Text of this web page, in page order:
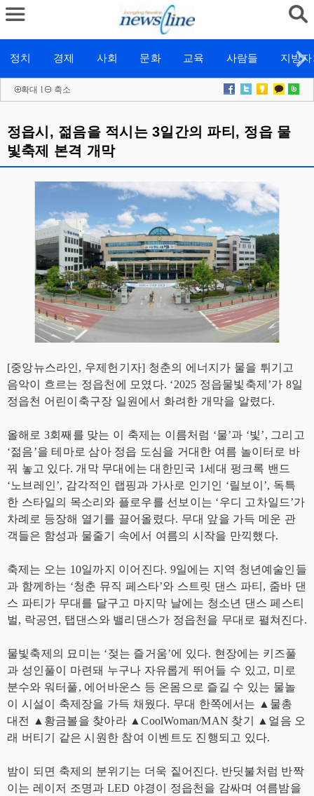
정치 경제 사회 문화 교육 사람들 지방
확대 l 축소
정읍시, 젊음을 적시는 3일간의 파티, 정읍 물
빛축제 본격 개막
[중앙뉴스라인, 우제헌기자] 청춘의 에너지가 물을 튀기고
음악이 흐르는 정읍천에 모였다. ‘2025 정읍물빛축제’가 8일
정읍천 어린이축구장 일원에서 화려한 개막을 알렸다.
올해로 3회째를 맞는 이 축제는 이름처럼 ‘물’과 ‘빛’, 그리고
‘젊음’을 테마로 삼아 정읍 도심을 거대한 여름 놀이터로 바
꿔 놓고 있다. 개막 무대에는 대한민국 1세대 펑크록 밴드
‘노브레인’, 감각적인 랩핑과 가사로 인기인 ‘릴보이’, 독특
한 스타일의 목소리와 플로우를 선보이는 ‘우디 고차일드’가
차례로 등장해 열기를 끌어올렸다. 무대 앞을 가득 메운 관
객들은 함성과 물줄기 속에서 여름의 시작을 만끽했다.
축제는 오는 10일까지 이어진다. 9일에는 지역 청년예술인들
과 함께하는 ‘청춘 뮤직 페스타’와 스트릿 댄스 파티, 줌바 댄
스 파티가 무대를 달구고 마지막 날에는 청소년 댄스 페스티
벌, 락공연, 탭댄스와 밸리댄스가 정읍천을 무대로 펼쳐진다.
물빛축제의 묘미는 ‘젖는 즐거움’에 있다. 현장에는 키즈풀
과 성인풀이 마련돼 누구나 자유롭게 뛰어들 수 있고, 미로
분수와 워터풀, 에어바운스 등 온몸으로 즐길 수 있는 물놀
이 시설이 축제장을 가득 채웠다. 무대 한쪽에서는 ▲물총
대전 ▲황금볼을 찾아라 ▲CoolWoman/MAN 찾기 ▲얼음 오
래 버티기 같은 시원한 참여 이벤트도 진행되고 있다.
밤이 되면 축제의 분위기는 더욱 짙어진다. 반딧불처럼 반짝
이는 레이저 조명과 LED 야경이 정읍천을 감싸며 여름밤을